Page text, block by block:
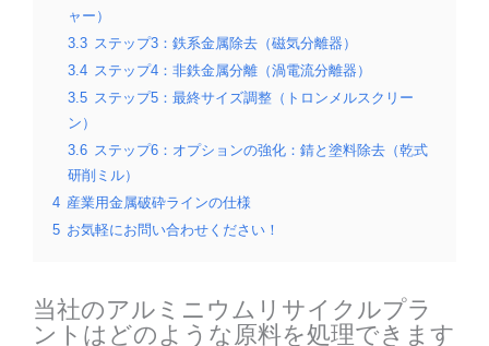
ャー）
3.3 ステップ3：鉄系金属除去（磁気分離器）
3.4 ステップ4：非鉄金属分離（渦電流分離器）
3.5 ステップ5：最終サイズ調整（トロンメルスクリー
ン）
3.6 ステップ6：オプションの強化：錆と塗料除去（乾式
研削ミル）
4 産業用金属破砕ラインの仕様
5 お気軽にお問い合わせください！
当社のアルミニウムリサイクルプラ
ントはどのような原料を処理できます